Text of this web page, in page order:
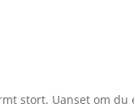
stort. Uanset om